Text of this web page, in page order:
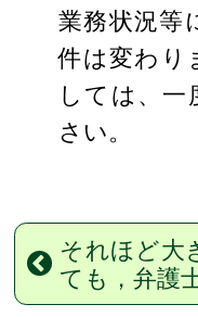
業務状況等
件は変わり
しては、一
さい。
それほど大
ても，弁護